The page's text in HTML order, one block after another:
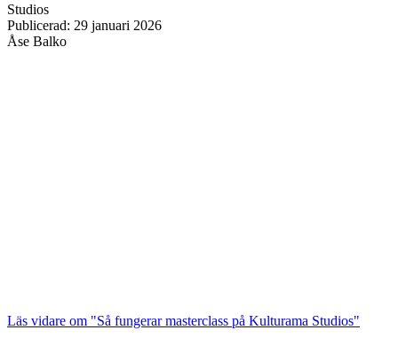
Studios
Publicerad: 29 januari 2026
Åse Balko
Läs vidare om "Så fungerar masterclass på Kulturama Studios"